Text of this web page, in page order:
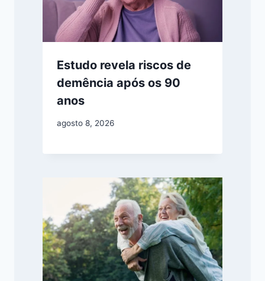
Estudo revela riscos de
demência após os 90
anos
agosto 8, 2026